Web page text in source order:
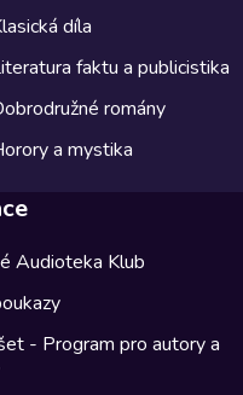
díla
faktu a publicistika
romány
a mystika
Audioteka Klub
- Program pro autory a